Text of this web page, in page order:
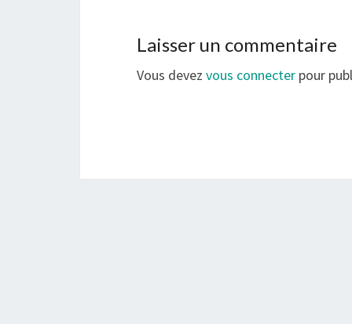
Laisser un commentaire
Vous devez vous connecter pour